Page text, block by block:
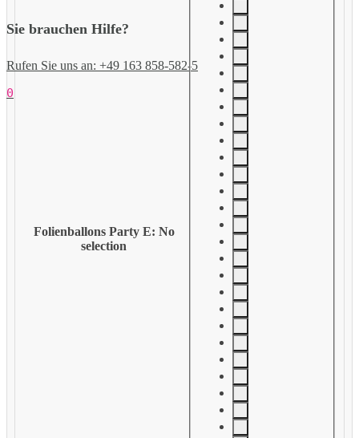
Sie brauchen Hilfe?
Rufen Sie uns an: +49 163 858-582-5
0
Folienballons Party E: No
selection